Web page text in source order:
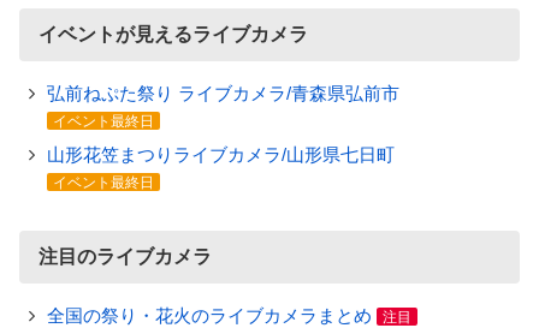
イベントが見えるライブカメラ
弘前ねぷた祭り ライブカメラ/青森県弘前市
イベント最終日
山形花笠まつりライブカメラ/山形県七日町
イベント最終日
注目のライブカメラ
全国の祭り・花火のライブカメラまとめ 注目